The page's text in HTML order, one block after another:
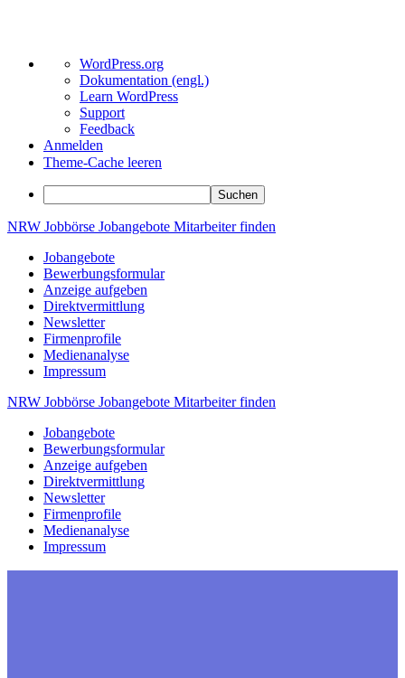
Über
WordPress
WordPress.org
Dokumentation (engl.)
Learn WordPress
Support
Feedback
Anmelden
Theme-Cache leeren
Suchen
Zum
springen
NRW Jobbörse Jobangebote Mitarbeiterfinden
Jobangebote
Bewerbungsformular
Anzeige aufgeben
Direktvermittlung
Newsletter
Firmenprofile
Medienanalyse
Impressum
NRW Jobbörse Jobangebote Mitarbeiterfinden
Jobangebote
Bewerbungsformular
Anzeige aufgeben
Direktvermittlung
Newsletter
Firmenprofile
Medienanalyse
Impressum